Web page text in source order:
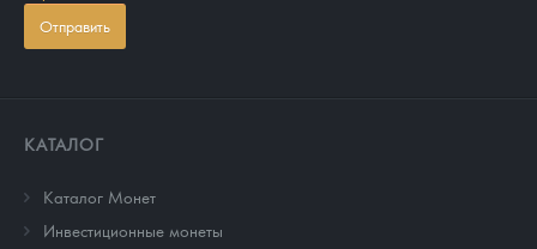
Отправить
КАТАЛОГ
Каталог Монет
Инвестиционные монеты